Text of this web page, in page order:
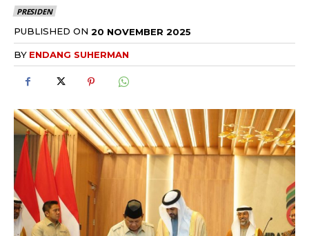
PRESIDEN
PUBLISHED ON 20 NOVEMBER 2025
BY ENDANG SUHERMAN